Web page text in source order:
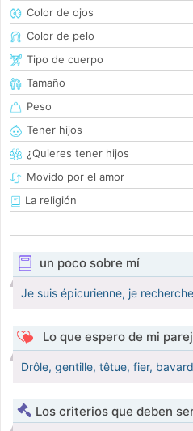
Color de ojos
Color de pelo
Tipo de cuerpo
Tamaño
Peso
Tener hijos
¿Quieres tener hijos
Movido por el amor
La religión
un poco sobre mí
Je suis épicurienne, je
Lo que espero de mi
Drôle, gentille, têtue, fier,
Los criterios que deben